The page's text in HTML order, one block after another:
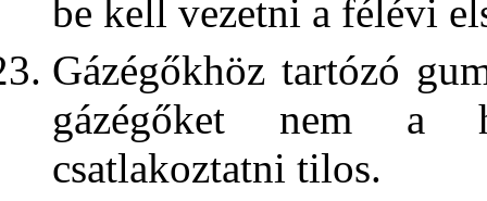
be kell vezetni a félévi
Gázégőkhöz tartózó
gázégőket nem a
csatlakoztatni tilos.